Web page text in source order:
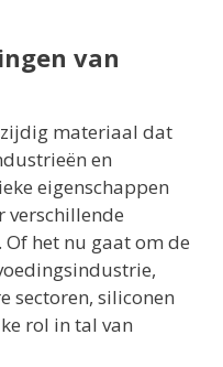
van
materiaal dat
en
eigenschappen
verschillende
het nu gaat om de
sectoren, siliconen
rol in tal van